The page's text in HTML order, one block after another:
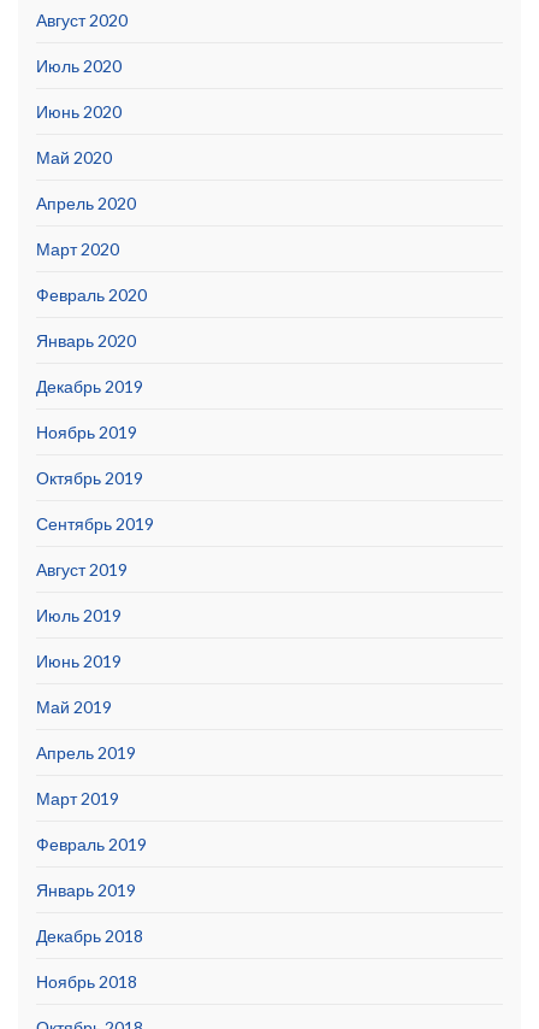
Август 2020
Июль 2020
Июнь 2020
Май 2020
Апрель 2020
Март 2020
Февраль 2020
Январь 2020
Декабрь 2019
Ноябрь 2019
Октябрь 2019
Сентябрь 2019
Август 2019
Июль 2019
Июнь 2019
Май 2019
Апрель 2019
Март 2019
Февраль 2019
Январь 2019
Декабрь 2018
Ноябрь 2018